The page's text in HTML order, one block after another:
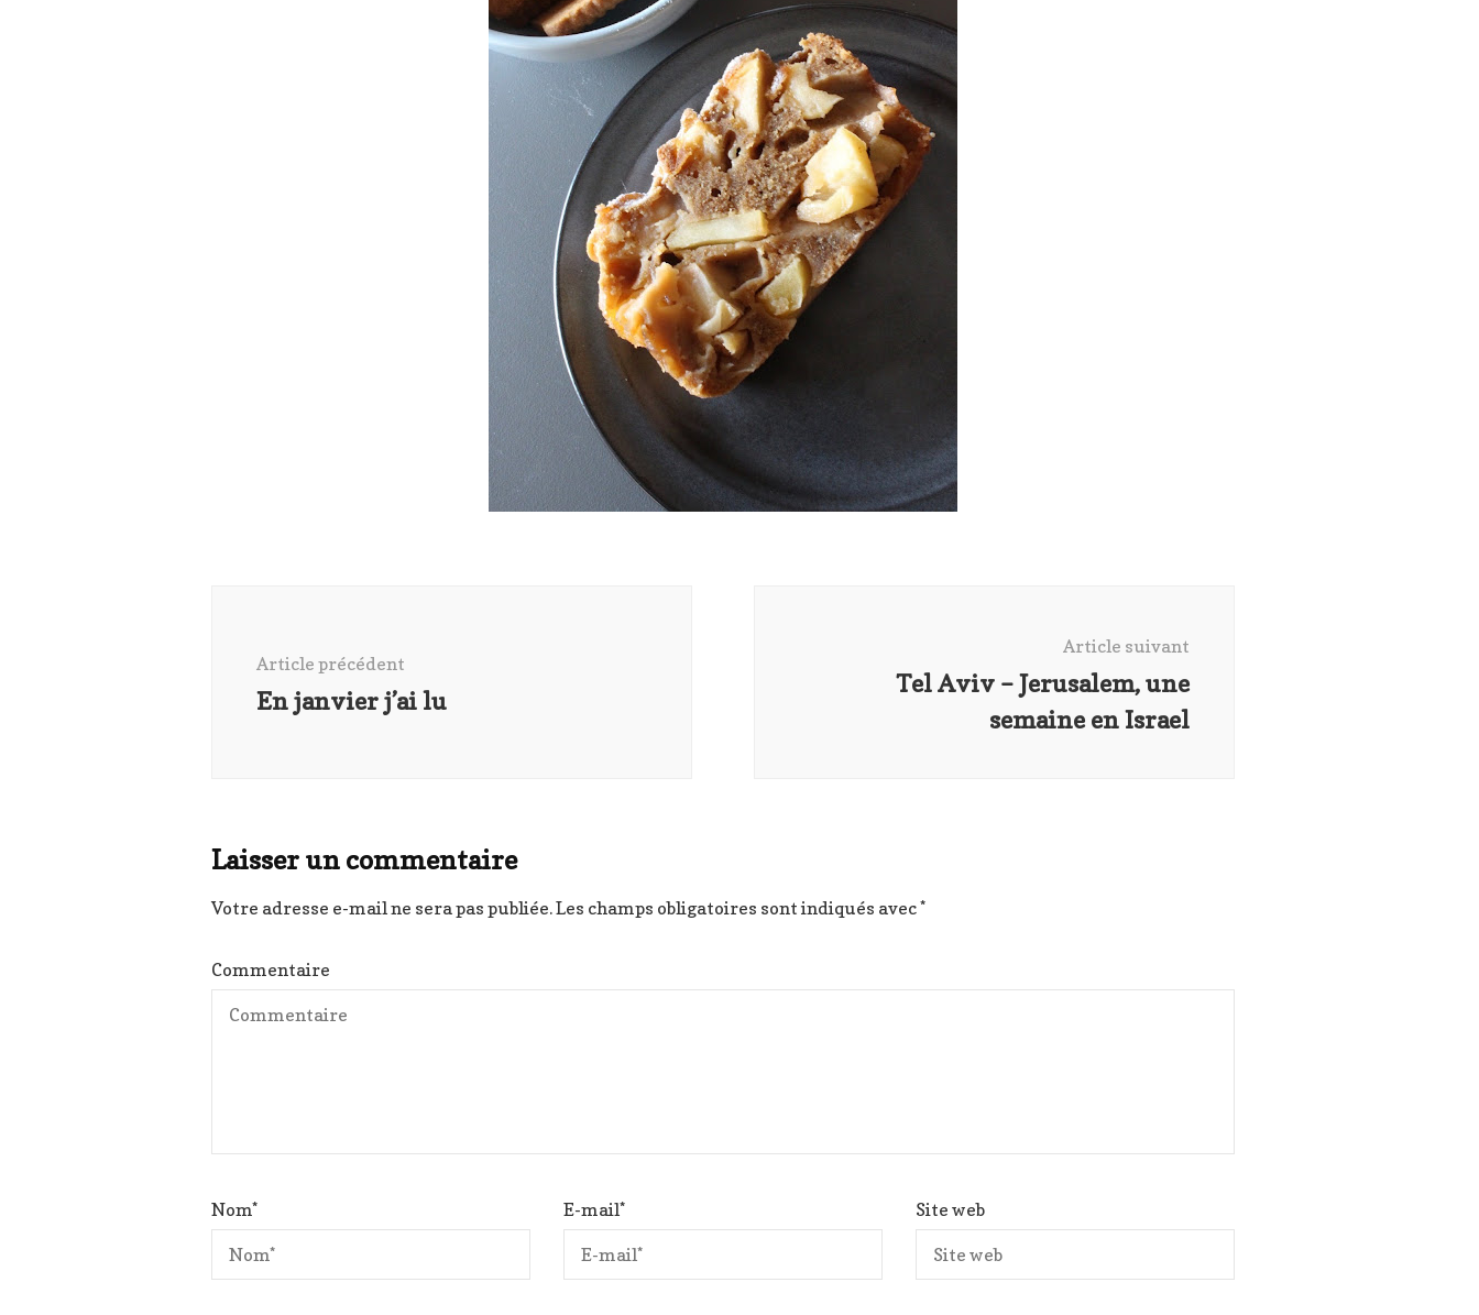
Article précédent
En janvier j’ai lu
Article suivant
Tel Aviv – Jerusalem, une
semaine en Israel
Laisser un commentaire
Votre adresse e-mail ne sera pas publiée.Les champs obligatoires sont indiqués avec*
Commentaire
Nom* E-mail* Site web